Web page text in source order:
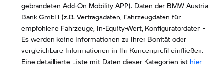
gebrandeten Add-On Mobility APP). Daten der BMW Austria
Bank GmbH (z.B. Vertragsdaten, Fahrzeugdaten für
empfohlene Fahrzeuge, In-Equity-Wert, Konfiguratordaten -
Es werden keine Informationen zu Ihrer Bonität oder
vergleichbare Informationen in Ihr Kundenprofil einfließen.
Eine detaillierte Liste mit Daten dieser Kategorien ist hier